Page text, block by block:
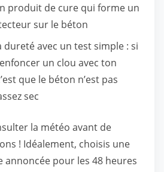
produit de cure qui forme un
sur le béton
dureté avec un test simple : si
un clou avec ton
que le béton n’est pas
sec
la météo avant de
! Idéalement, choisis une
annoncée pour les 48 heures